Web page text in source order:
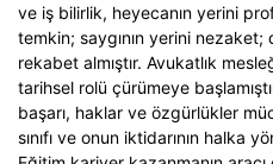
ve iş bilirlik, heyecanın yerini
temkin; saygının yerini nezaket;
rekabet almıştır. Avukatlık
tarihsel rolü çürümeye
başarı, haklar ve özgürlükler
sınıfı ve onun iktidarının halka